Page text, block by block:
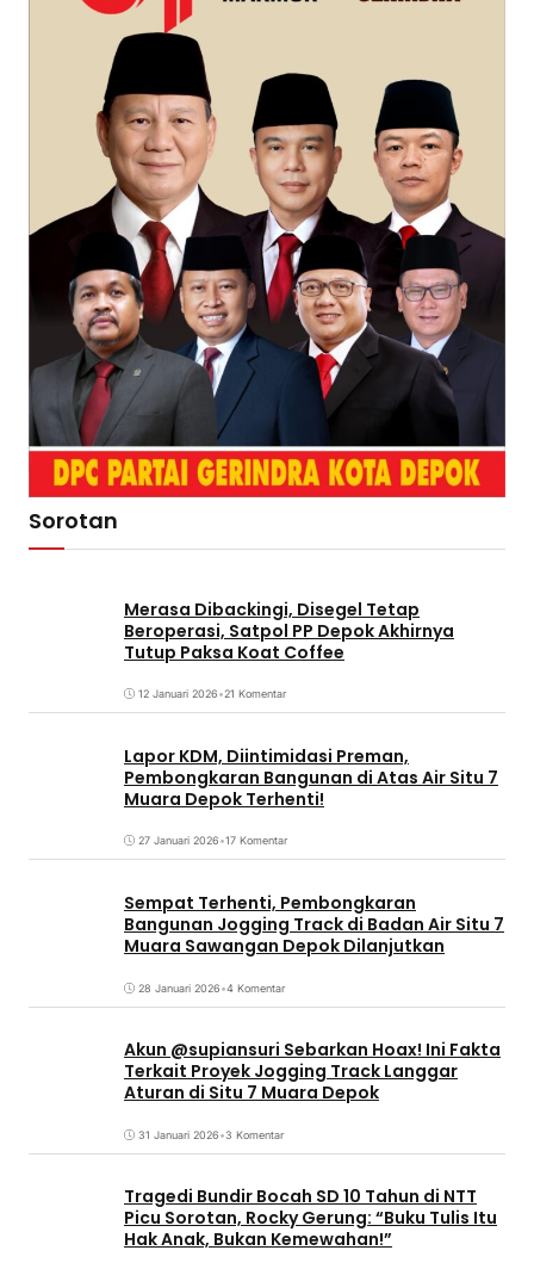
Sorotan
Merasa Dibackingi, Disegel Tetap
Beroperasi, Satpol PP Depok Akhirnya
Tutup Paksa Koat Coffee
12 Januari 2026•21 Komentar
Lapor KDM, Diintimidasi Preman,
Pembongkaran Bangunan di Atas Air Situ 7
Muara Depok Terhenti!
27 Januari 2026•17 Komentar
Sempat Terhenti, Pembongkaran
Bangunan Jogging Track di Badan Air Situ 7
Muara Sawangan Depok Dilanjutkan
28 Januari 2026•4 Komentar
Akun @supiansuri Sebarkan Hoax! Ini Fakta
Terkait Proyek Jogging Track Langgar
Aturan di Situ 7 Muara Depok
31 Januari 2026•3 Komentar
Tragedi Bundir Bocah SD 10 Tahun di NTT
Picu Sorotan, Rocky Gerung: “Buku Tulis Itu
Hak Anak, Bukan Kemewahan!”